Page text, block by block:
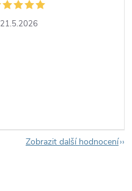
21.5.2026
Zobrazit další hodnocení